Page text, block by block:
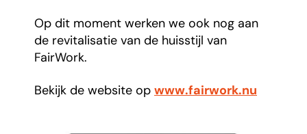
Op dit moment werken we ook nog aan
de revitalisatie van de huisstijl van
FairWork.
Bekijk de website op www.fairwork.nu